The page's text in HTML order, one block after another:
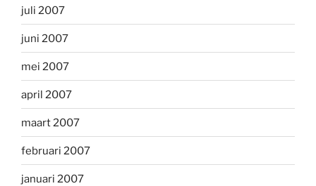
juli 2007
juni 2007
mei 2007
april 2007
maart 2007
februari 2007
januari 2007